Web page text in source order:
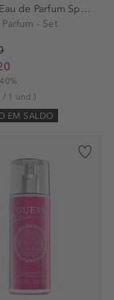
Iconic Eau de Parfum Spray...
- Set
/ 1 und.)
EM SALDO